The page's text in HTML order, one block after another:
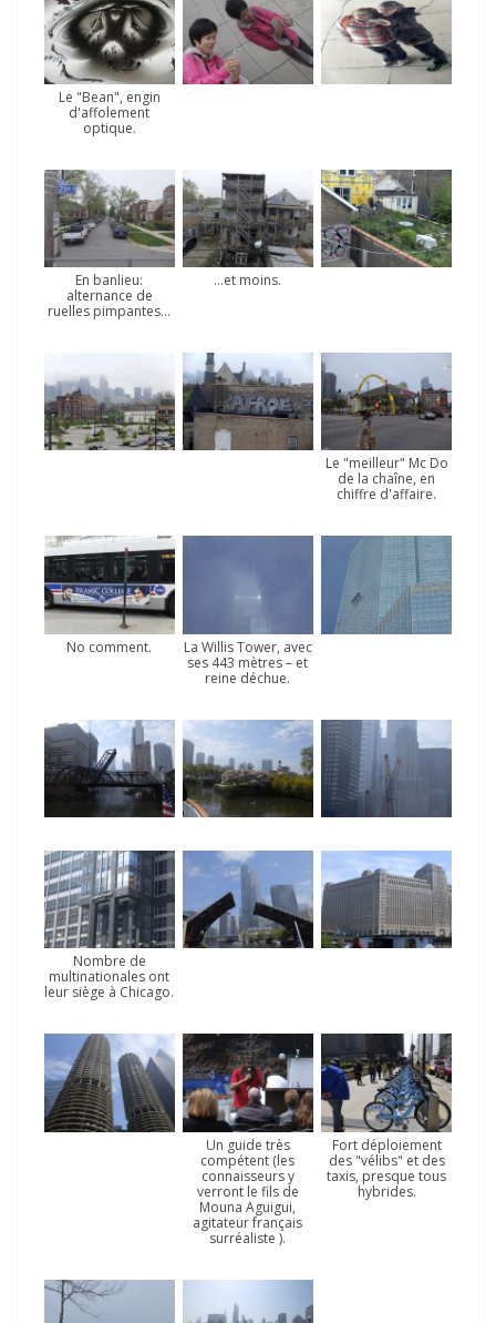
Le "Bean", engin
d'affolement
optique.
En banlieu:
alternance de
ruelles pimpantes…
…et moins.
Le "meilleur" Mc Do
de la chaîne, en
chiffre d'affaire.
No comment.
La Willis Tower, avec
ses 443 mètres – et
reine déchue.
Nombre de
multinationales ont
leur siège à Chicago.
Un guide très
compétent (les
connaisseurs y
verront le fils de
Mouna Aguigui,
agitateur français
surréaliste ).
Fort déploiement
des "vélibs" et des
taxis, presque tous
hybrides.